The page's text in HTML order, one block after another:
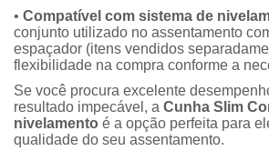
• Compatível com sistema de
conjunto utilizado no assentamento
espaçador (itens vendidos
flexibilidade na compra conforme a
Se você procura excelente
resultado impecável, a Cunha Slim
nivelamento é a opção perfeita para
qualidade do seu assentamento.